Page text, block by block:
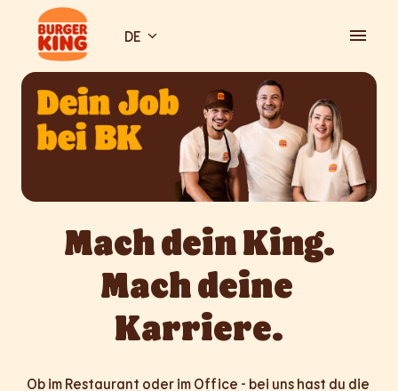
springenStartseite DE
Mach dein King.
Mach deine
Karriere.
Ob im Restaurant oder im Office - bei uns hast du die